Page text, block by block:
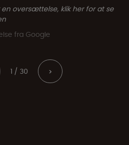
oversættelse, klik her for at se
fra Google
1 / 30 >